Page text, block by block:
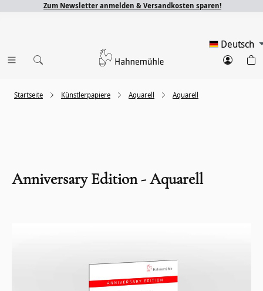
Zum Newsletter anmelden & Versandkosten sparen!
Deutsch
Aquarell
Aquarell
Künstlerpapiere
Startseite
Anniversary Edition - Aquarell